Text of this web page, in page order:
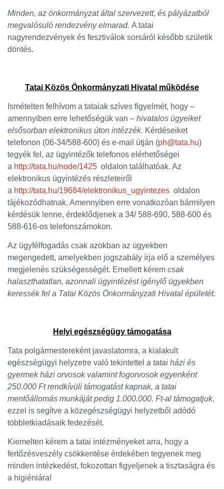
Minden, az önkormányzat által szervezett, és pályázatból
megvalósuló rendezvény elmarad. A tatai
nagyrendezvények és fesztiválok sorsáról később születik
döntés.
Tatai Közös Önkormányzati Hivatal működése
Ismételten felhívom a tataiak szíves figyelmét, hogy –
amennyiben erre lehetőségük van – hivatalos ügyeiket
elsősorban elektronikus úton intézzék. Kérdéseiket
telefonon (06-34/588-600) és e-mail útján (ph@tata.hu)
tegyék fel, az ügyintézők telefonos elérhetőségei
a http://tata.hu/node/1425 oldalon találhatóak. Az
elektronikus ügyintézés részleteiről
a http://tata.hu/19684/elektronikus_ugyintezes oldalon
tájékozódhatnak. Amennyiben erre vonatkozóan bármilyen
kérdésük lenne, érdeklődjenek a 34/ 588-690, 588-600 és
588-616-os telefonszámokon.
Az ügyfélfogadás csak azokban az ügyekben
megengedett, amelyekben jogszabály írja elő a személyes
megjelenés szükségességét. Emellett kérem csak
halaszthatatlan, azonnali ügyintézést igénylő ügyekben
keressék fel a Tatai Közös Önkormányzati Hivatal épületét.
Helyi egészségügy támogatása
Tata polgármestereként javaslatomra, a kialakult
egészségügyi helyzetre való tekintettel a tatai házi és
gyermek házi orvosok valamint fogorvosok egyenként
250.000 Ft rendkívüli támogatást kapnak, a tatai
mentőállomás munkáját pedig 1.000.000. Ft-al támogatjuk,
ezzel is segítve a közegészségügyi helyzetből adódó
többletkiadásaik fedezését.
Kiemelten kérem a tatai intézményeket arra, hogy a
fertőzésveszély csökkentése érdekében tegyenek meg
minden intézkedést, fokozottan figyeljenek a tisztaságra és
a higiéniára!